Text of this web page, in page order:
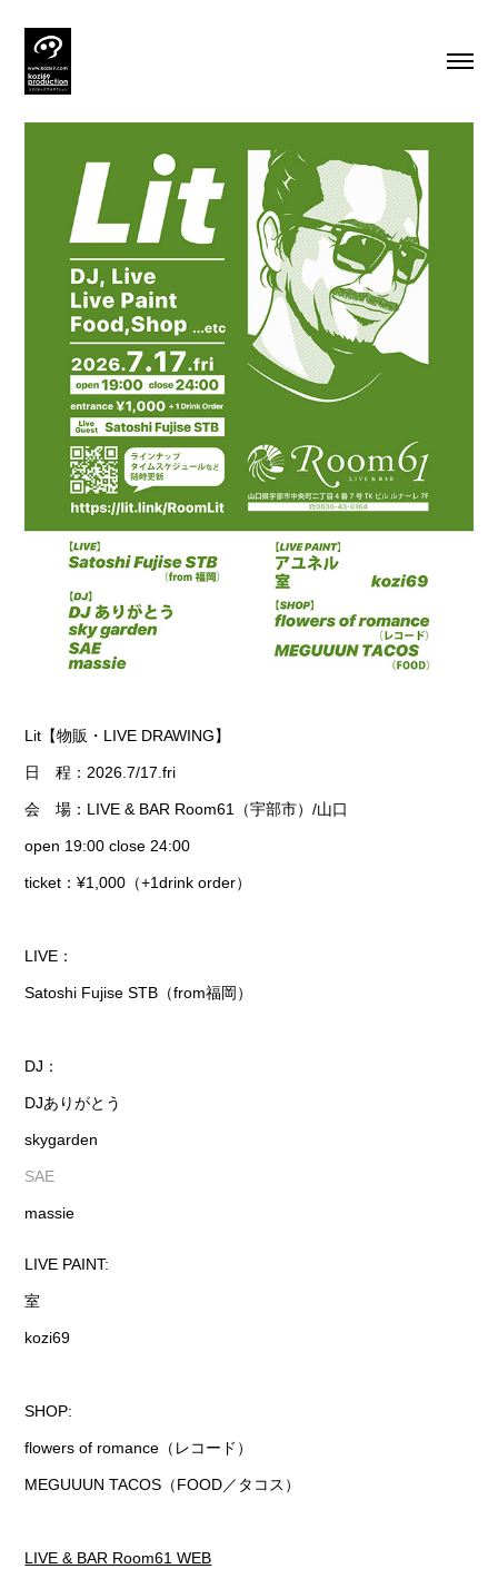
Lit【物販・LIVE DRAWING】
日 程：2026.7/17.fri
会 場：LIVE & BAR Room61（宇部市）/山口
open 19:00 close 24:00
ticket：¥1,000（+1drink order）
LIVE：
Satoshi Fujise STB（from福岡）
DJ：
DJありがとう
skygarden
SAE
massie
LIVE PAINT:
室
kozi69
SHOP:
flowers of romance（レコード）
MEGUUUN TACOS（FOOD／タコス）
LIVE & BAR Room61 WEB